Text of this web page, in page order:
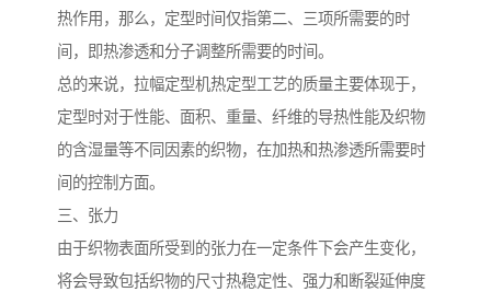
热作用，那么，定型时间仅指第二、三项所需要的时
间，即热渗透和分子调整所需要的时间。
总的来说，拉幅定型机热定型工艺的质量主要体现于，
定型时对于性能、面积、重量、纤维的导热性能及织物
的含湿量等不同因素的织物，在加热和热渗透所需要时
间的控制方面。
三、张力
由于织物表面所受到的张力在一定条件下会产生变化，
将会导致包括织物的尺寸热稳定性、强力和断裂延伸度